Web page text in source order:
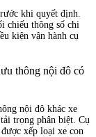
khi quyết định.
chiếu thông số chi
kiện vận hành cụ
thông nội đô có
nội đô khác xe
tải trọng phân biệt. Cụ
xếp loại xe con